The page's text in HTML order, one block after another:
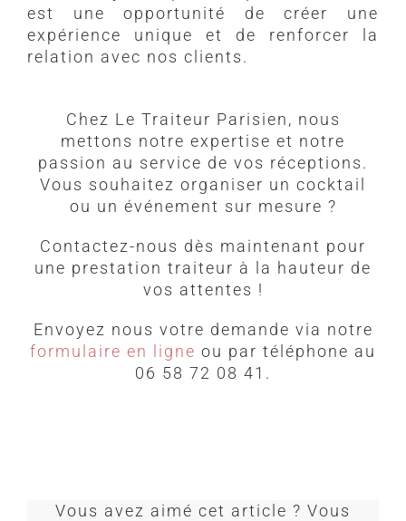
est une opportunité de créer une
expérience unique et de renforcer la
relation avec nos clients.
Chez Le Traiteur Parisien, nous
mettons notre expertise et notre
passion au service de vos réceptions.
Vous souhaitez organiser un cocktail
ou un événement sur mesure ?
Contactez-nous dès maintenant pour
une prestation traiteur à la hauteur de
vos attentes !
Envoyez nous votre demande via notre
formulaire en ligne ou par téléphone au
06 58 72 08 41.
Vous avez aimé cet article ? Vous